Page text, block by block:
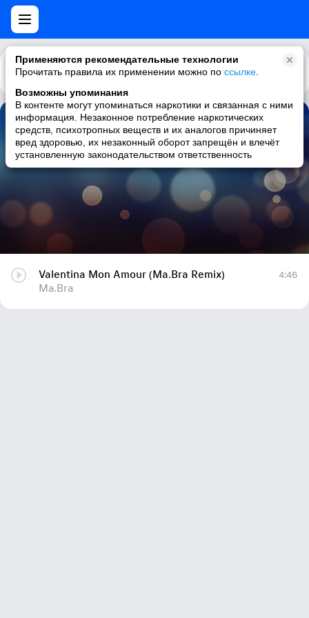
Применяются рекомендательные технологии
Прочитать правила их применении можно по ссылке
Возможны упоминания
В контенте могут упоминаться наркотики и связанная с ними
информация. Незаконное потребление наркотических
средств, психотропных веществ и их аналогов причиняет
вред здоровью, их незаконный оборот запрещён и влечёт
установленную законодательством ответственность
Каталог Рекомендации
Valentina Mon Amour (Ma.Bra Remix)
Ma.Bra
Valentina Mon Amour (Ma.Bra Remix)
Ma.Bra
4:46